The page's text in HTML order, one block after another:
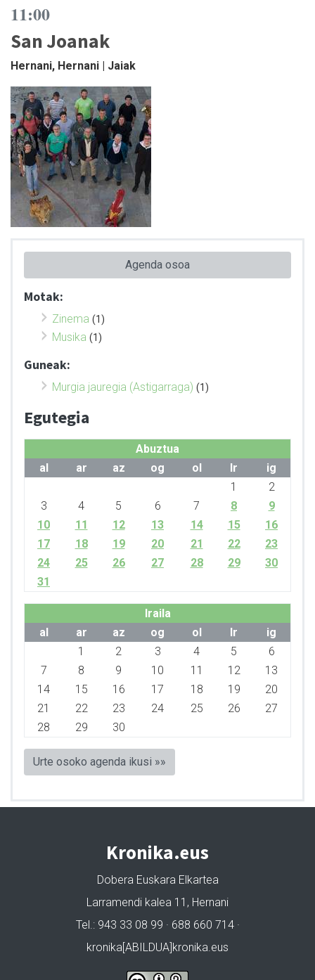
11:00
San Joanak
Hernani, Hernani | Jaiak
Agenda osoa
Motak:
Zinema (1)
Musika (1)
Guneak:
Murgia jauregia (Astigarraga) (1)
Egutegia
Abuztua
al
ar az og ol lr
ig
1
2
3
4 5 6 7 8
9
10
11 12 13 14 15
16
17
18 19 20 21 22
23
24
25 26 27 28 29
30
31
Iraila
al
ar az og ol lr
ig
1
2 3 4 5
6
7
8 9 10 11 12
13
14
15 16 17 18 19
20
21
22 23 24 25 26
27
28
29 30
Urte osoko agenda ikusi »»
Kronika.eus
Dobera Euskara Elkartea
Larramendi kalea 11, Hernani
Tel.: 943 33 08 99 · 688 660 714 ·
kronika[ABILDUA]kronika.eus